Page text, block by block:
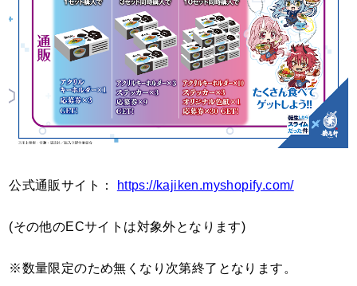
公式通販サイト： https://kajiken.myshopify.com/
(その他のECサイトは対象外となります)
※数量限定のため無くなり次第終了となります。